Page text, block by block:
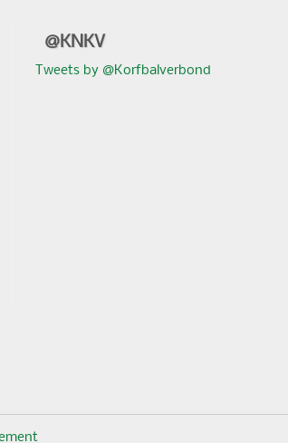
@KNKV
Tweets by @Korfbalverbond